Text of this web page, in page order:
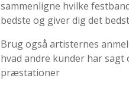
sammenligne hvilke
bedste og giver dig det
Brug også artisternes
hvad andre kunder har sagt
præstationer